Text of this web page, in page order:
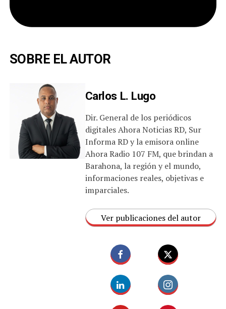
SOBRE EL AUTOR
Carlos L. Lugo
Dir. General de los periódicos
digitales Ahora Noticias RD, Sur
Informa RD y la emisora online
Ahora Radio 107 FM, que brindan a
Barahona, la región y el mundo,
informaciones reales, objetivas e
imparciales.
Ver publicaciones del autor